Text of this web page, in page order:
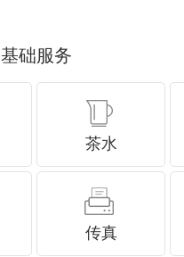
基础服务
茶水
传真